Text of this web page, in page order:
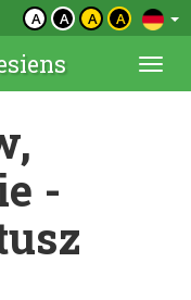
A A A A
-